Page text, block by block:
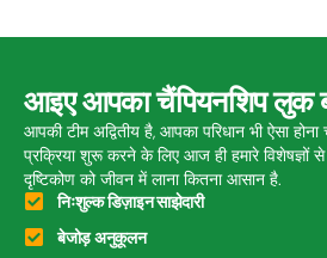
आइए आपका चैंपियनशिप लुक
आपकी टीम अद्वितीय है, आपका परिधान भी ऐसा
प्रक्रिया शुरू करने के लिए आज ही हमारे
दृष्टिकोण को जीवन में लाना कितना आसान है.
निःशुल्क डिज़ाइन साझेदारी
बेजोड़ अनुकूलन